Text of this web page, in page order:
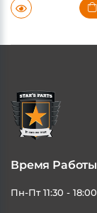
Время Работы
Пн-Пт 11:30 - 18:00